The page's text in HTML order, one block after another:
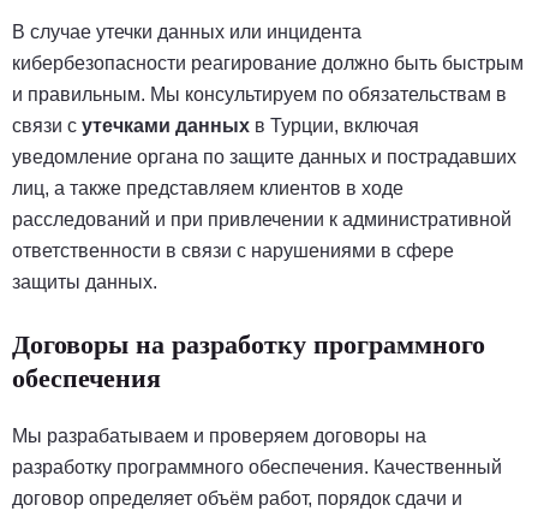
В случае утечки данных или инцидента
кибербезопасности реагирование должно быть быстрым
и правильным. Мы консультируем по обязательствам в
связи с утечками данных в Турции, включая
уведомление органа по защите данных и пострадавших
лиц, а также представляем клиентов в ходе
расследований и при привлечении к административной
ответственности в связи с нарушениями в сфере
защиты данных.
Договоры на разработку программного
обеспечения
Мы разрабатываем и проверяем договоры на
разработку программного обеспечения. Качественный
договор определяет объём работ, порядок сдачи и